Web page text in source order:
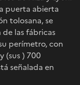
puerta abierta
tolosana, se
las fábricas
perímetro, con
(sus ) 700
señalada en